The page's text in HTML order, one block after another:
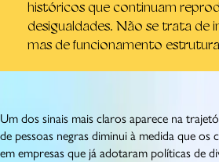
históricos que continuam
desigualdades. Não se trata de
mas de funcionamento
Um dos sinais mais claros aparece na
de pessoas negras diminui à medida que os
em empresas que já adotaram políticas de